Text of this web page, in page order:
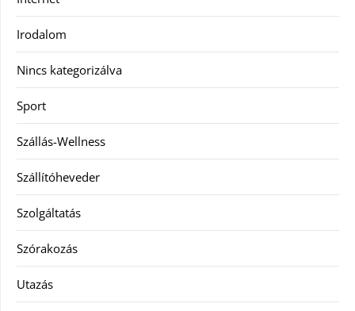
Irodalom
Nincs kategorizálva
Sport
Szállás-Wellness
Szállítóheveder
Szolgáltatás
Szórakozás
Utazás